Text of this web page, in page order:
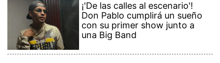
¡'De las calles al escenario'!
Don Pablo cumplirá un sueño
con su primer show junto a
una Big Band